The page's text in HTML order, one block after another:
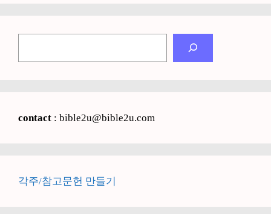
contact : bible2u@bible2u.com
각주/참고문헌 만들기